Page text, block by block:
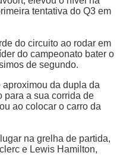
tentativa do Q3 em
do circuito ao rodar em
do campeonato bater o
de segundo.
aproximou da dupla da
para a sua corrida de
ao colocar o carro da
na grelha de partida,
e Lewis Hamilton,